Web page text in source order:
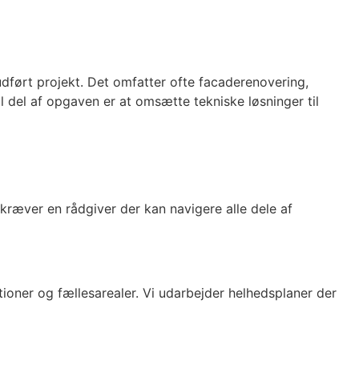
projekt. Det omfatter ofte facaderenovering,
del af opgaven er at omsætte tekniske løsninger til
en rådgiver der kan navigere alle dele af
og fællesarealer. Vi udarbejder helhedsplaner der